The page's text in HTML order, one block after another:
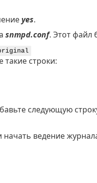
yes.
snmpd.conf. Этот файл
такие строки:
следующую
ведение